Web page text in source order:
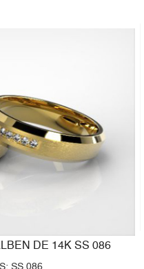
DE 14K SS 086
SS 086